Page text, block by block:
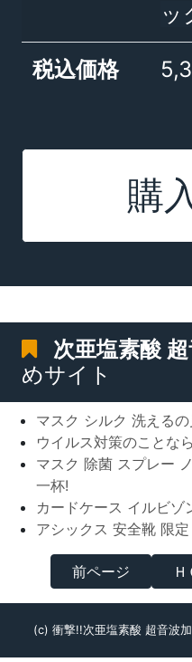
ッ
税込価格
購
次亜塩素酸
めサイト
マスク シルク 洗えるの
ウイルス対策のことな
マスク 除菌 スプレー
一杯!
カードケース イルビゾ
アシックス 安全靴 限定
前ページ
(c) 衝撃!!次亜塩素酸 超音波